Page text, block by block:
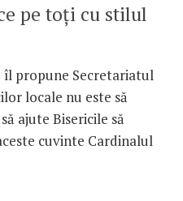
pe toți cu stilul
îl propune Secretariatul
locale nu este să
ajute Bisericile să
cuvinte Cardinalul